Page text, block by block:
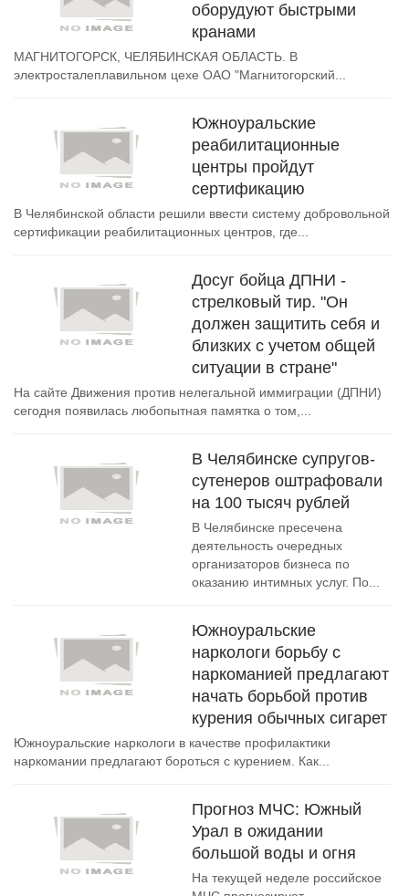
оборудуют быстрыми
кранами
МАГНИТОГОРСК, ЧЕЛЯБИНСКАЯ ОБЛАСТЬ. В
электросталеплавильном цехе ОАО "Магнитогорский...
Южноуральские
реабилитационные
центры пройдут
сертификацию
В Челябинской области решили ввести систему добровольной
сертификации реабилитационных центров, где...
Досуг бойца ДПНИ -
стрелковый тир. "Он
должен защитить себя и
близких с учетом общей
ситуации в стране"
На сайте Движения против нелегальной иммиграции (ДПНИ)
сегодня появилась любопытная памятка о том,...
В Челябинске супругов-
сутенеров оштрафовали
на 100 тысяч рублей
В Челябинске пресечена
деятельность очередных
организаторов бизнеса по
оказанию интимных услуг. По...
Южноуральские
наркологи борьбу с
наркоманией предлагают
начать борьбой против
курения обычных сигарет
Южноуральские наркологи в качестве профилактики
наркомании предлагают бороться с курением. Как...
Прогноз МЧС: Южный
Урал в ожидании
большой воды и огня
На текущей неделе российское